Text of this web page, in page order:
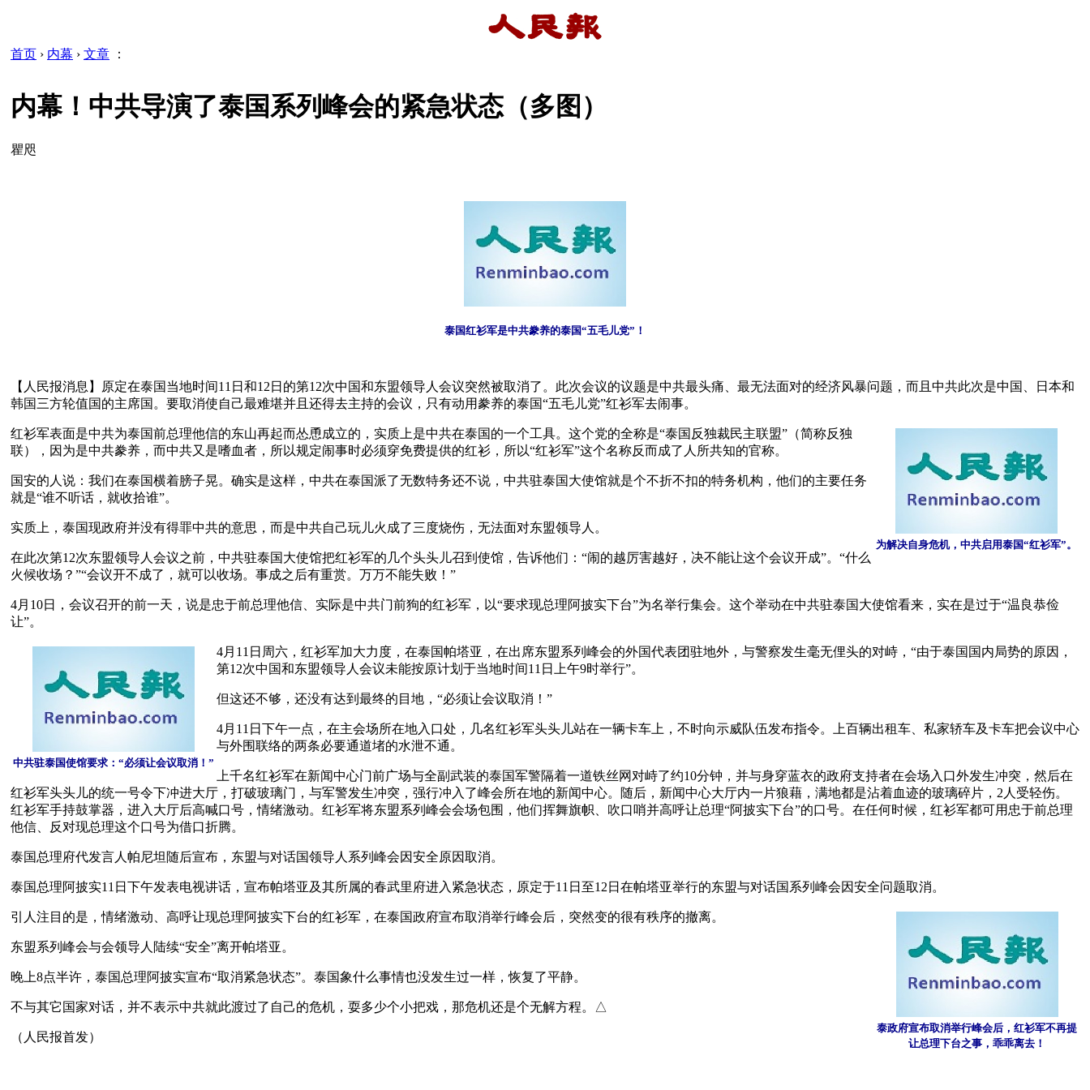
首页 › 内幕 › 文章 ：
内幕！中共导演了泰国系列峰会的紧急状态（多图）
瞿咫
泰国红衫军是中共豢养的泰国“五毛儿党”！
【人民报消息】原定在泰国当地时间11日和12日的第12次中国和东盟领导人会议突然被取消了。此次会议的议题是中共最头痛、最无法面对的经济风暴问题，而且中共此次是中国、日本和
韩国三方轮值国的主席国。要取消使自己最难堪并且还得去主持的会议，只有动用豢养的泰国“五毛儿党”红衫军去闹事。
为解决自身危机，中共启用泰国“红衫军”。
红衫军表面是中共为泰国前总理他信的东山再起而怂恿成立的，实质上是中共在泰国的一个工具。这个党的全称是“泰国反独裁民主联盟”（简称反独
联），因为是中共豢养，而中共又是嗜血者，所以规定闹事时必须穿免费提供的红衫，所以“红衫军”这个名称反而成了人所共知的官称。
国安的人说：我们在泰国横着膀子晃。确实是这样，中共在泰国派了无数特务还不说，中共驻泰国大使馆就是个不折不扣的特务机构，他们的主要任务
就是“谁不听话，就收拾谁”。
实质上，泰国现政府并没有得罪中共的意思，而是中共自己玩儿火成了三度烧伤，无法面对东盟领导人。
在此次第12次东盟领导人会议之前，中共驻泰国大使馆把红衫军的几个头头儿召到使馆，告诉他们：“闹的越厉害越好，决不能让这个会议开成”。“什么
火候收场？”“会议开不成了，就可以收场。事成之后有重赏。万万不能失败！”
4月10日，会议召开的前一天，说是忠于前总理他信、实际是中共门前狗的红衫军，以“要求现总理阿披实下台”为名举行集会。这个举动在中共驻泰国大使馆看来，实在是过于“温良恭俭
让”。
中共驻泰国使馆要求：“必须让会议取消！”
4月11日周六，红衫军加大力度，在泰国帕塔亚，在出席东盟系列峰会的外国代表团驻地外，与警察发生毫无俚头的对峙，“由于泰国国内局势的原因，
第12次中国和东盟领导人会议未能按原计划于当地时间11日上午9时举行”。
但这还不够，还没有达到最终的目地，“必须让会议取消！”
4月11日下午一点，在主会场所在地入口处，几名红衫军头头儿站在一辆卡车上，不时向示威队伍发布指令。上百辆出租车、私家轿车及卡车把会议中心
与外围联络的两条必要通道堵的水泄不通。
上千名红衫军在新闻中心门前广场与全副武装的泰国军警隔着一道铁丝网对峙了约10分钟，并与身穿蓝衣的政府支持者在会场入口外发生冲突，然后在
红衫军头头儿的统一号令下冲进大厅，打破玻璃门，与军警发生冲突，强行冲入了峰会所在地的新闻中心。随后，新闻中心大厅内一片狼藉，满地都是沾着血迹的玻璃碎片，2人受轻伤。
红衫军手持鼓掌器，进入大厅后高喊口号，情绪激动。红衫军将东盟系列峰会会场包围，他们挥舞旗帜、吹口哨并高呼让总理“阿披实下台”的口号。在任何时候，红衫军都可用忠于前总理
他信、反对现总理这个口号为借口折腾。
泰国总理府代发言人帕尼坦随后宣布，东盟与对话国领导人系列峰会因安全原因取消。
泰国总理阿披实11日下午发表电视讲话，宣布帕塔亚及其所属的春武里府进入紧急状态，原定于11日至12日在帕塔亚举行的东盟与对话国系列峰会因安全问题取消。
泰政府宣布取消举行峰会后，红衫军不再提
让总理下台之事，乖乖离去！
引人注目的是，情绪激动、高呼让现总理阿披实下台的红衫军，在泰国政府宣布取消举行峰会后，突然变的很有秩序的撤离。
东盟系列峰会与会领导人陆续“安全”离开帕塔亚。
晚上8点半许，泰国总理阿披实宣布“取消紧急状态”。泰国象什么事情也没发生过一样，恢复了平静。
不与其它国家对话，并不表示中共就此渡过了自己的危机，耍多少个小把戏，那危机还是个无解方程。△